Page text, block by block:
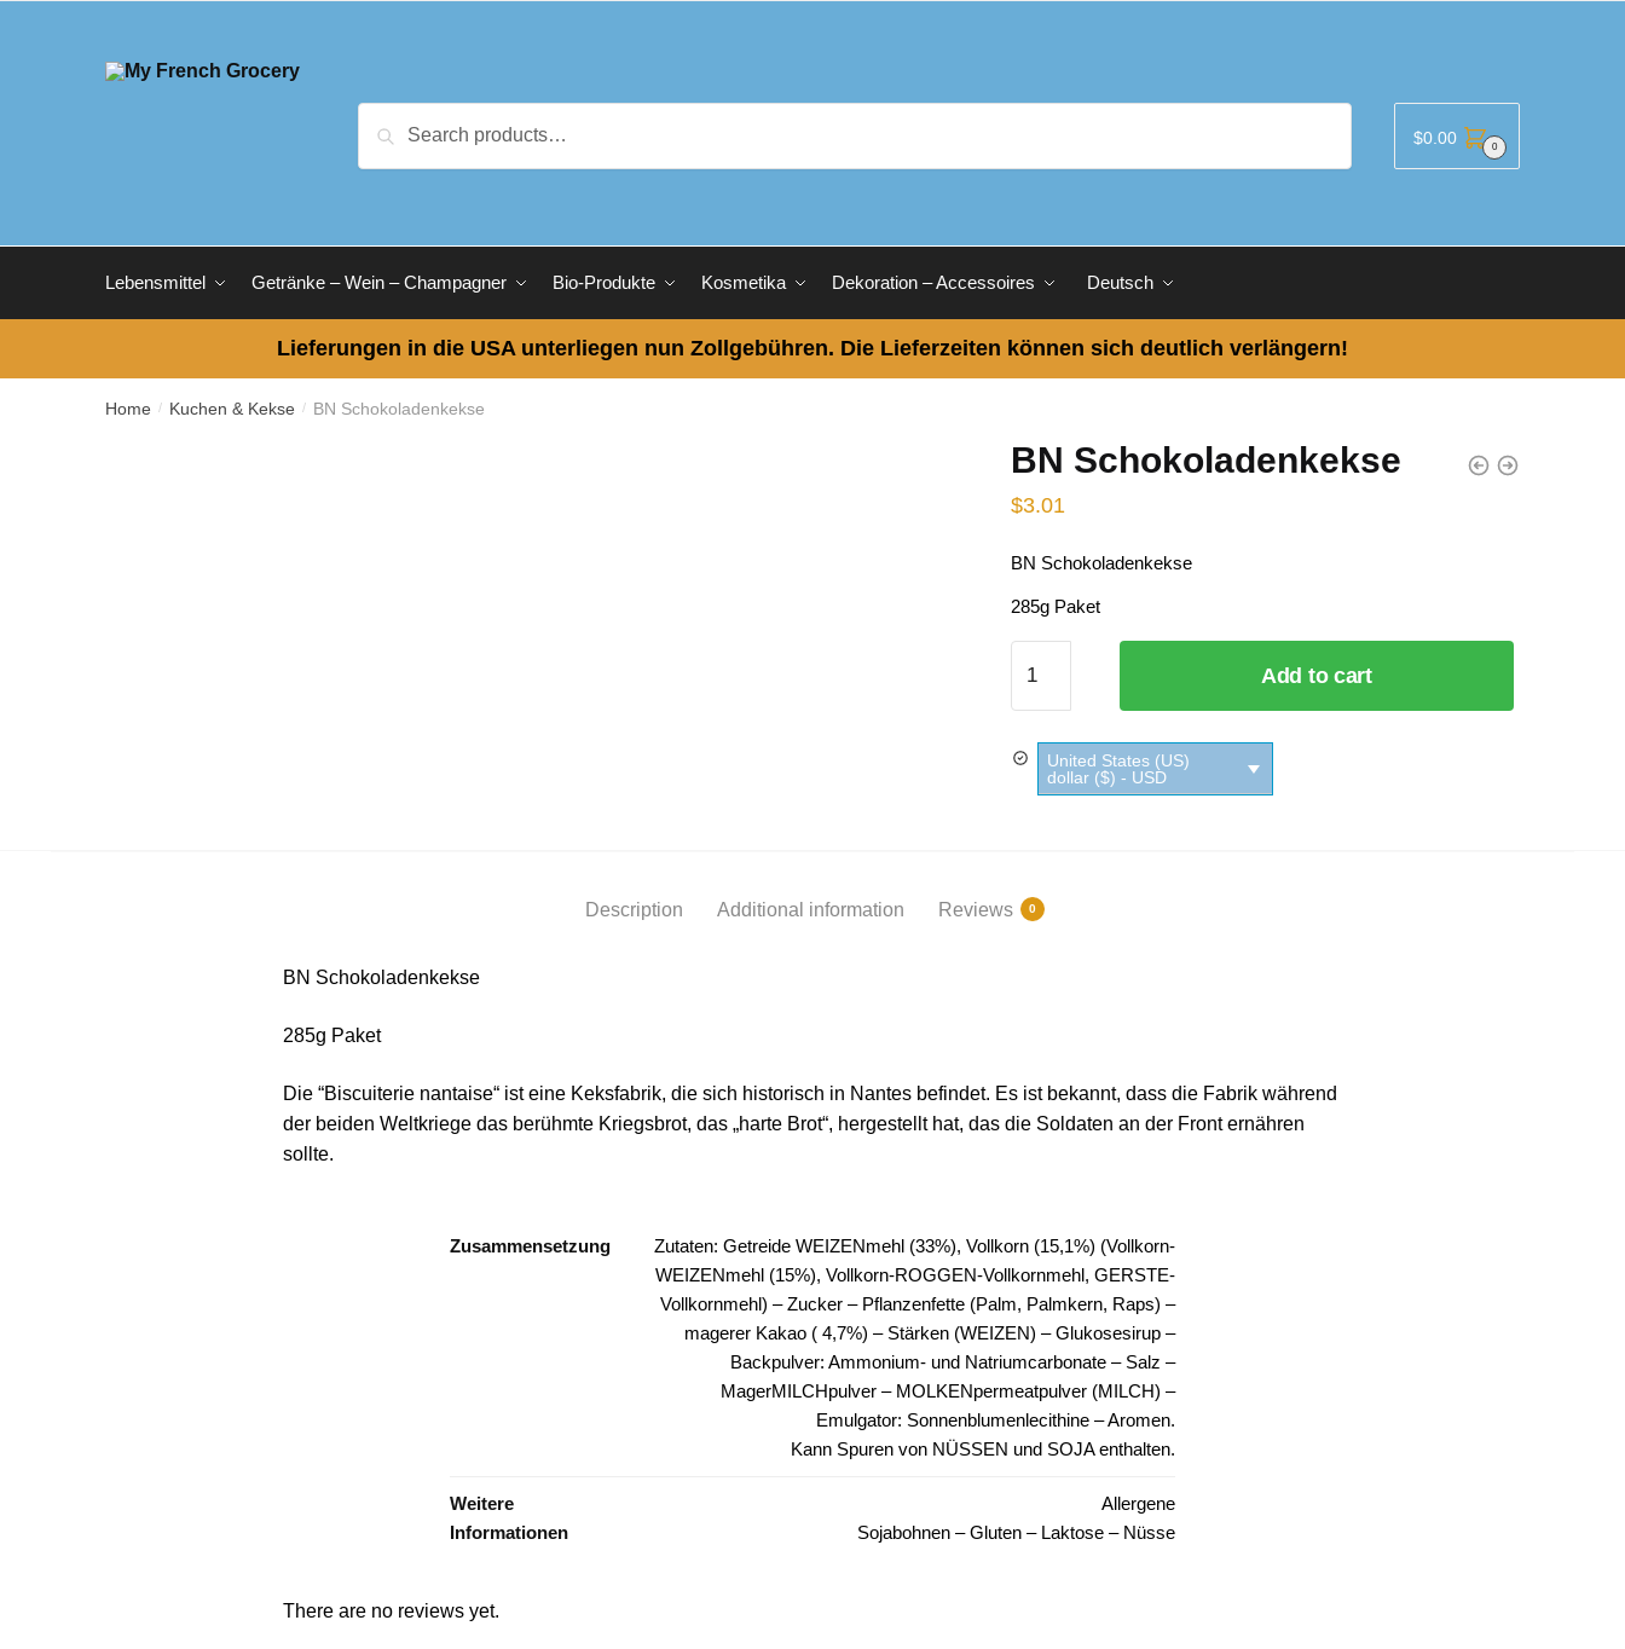
for:
Search $0.00 0
Lebensmittel Getränke – Wein – Champagner Bio-Produkte Kosmetika Dekoration – Accessoires Deutsch
Lieferungen in die USA unterliegen nun Zollgebühren. Die Lieferzeiten können sich deutlich verlängern!
Home / Kuchen & Kekse / BN Schokoladenkekse
BN Schokoladenkekse
$3.01
BN Schokoladenkekse
285g Paket
Schokoladenkekse
quantity
Add to cart
United States (US)
dollar ($) - USD
Description Additional information Reviews 0
BN Schokoladenkekse
285g Paket
Die “Biscuiterie nantaise“ ist eine Keksfabrik, die sich historisch in Nantes befindet. Es ist bekannt, dass die Fabrik während
der beiden Weltkriege das berühmte Kriegsbrot, das „harte Brot“, hergestellt hat, das die Soldaten an der Front ernähren
sollte.
Zusammensetzung
Zutaten: Getreide WEIZENmehl (33%), Vollkorn (15,1%) (Vollkorn-
WEIZENmehl (15%), Vollkorn-ROGGEN-Vollkornmehl, GERSTE-
Vollkornmehl) – Zucker – Pflanzenfette (Palm, Palmkern, Raps) –
magerer Kakao ( 4,7%) – Stärken (WEIZEN) – Glukosesirup –
Backpulver: Ammonium- und Natriumcarbonate – Salz –
MagerMILCHpulver – MOLKENpermeatpulver (MILCH) –
Emulgator: Sonnenblumenlecithine – Aromen.
Kann Spuren von NÜSSEN und SOJA enthalten.
Weitere
Informationen
Allergene
Sojabohnen – Gluten – Laktose – Nüsse
There are no reviews yet.